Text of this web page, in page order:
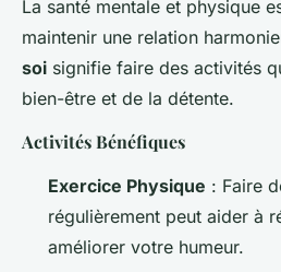
La santé mentale et physique
maintenir une relation
soi signifie faire des activités
bien-être et de la détente.
Activités Bénéfiques
Exercice Physique : Faire
régulièrement peut aider à
améliorer votre humeur.